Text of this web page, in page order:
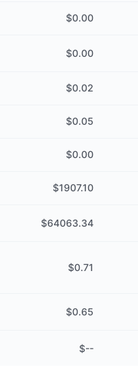
$0.00
$0.00
$0.02
$0.05
$0.00
$1907.10
$64063.34
$0.71
$0.65
$--